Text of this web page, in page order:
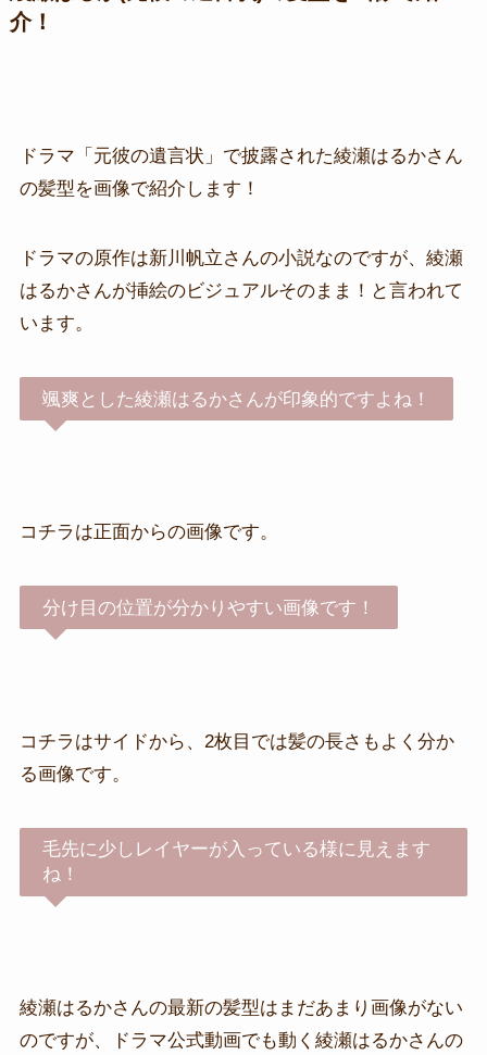
介！
ドラマ「元彼の遺言状」で披露された綾瀬はるかさん
の髪型を画像で紹介します！
ドラマの原作は新川帆立さんの小説なのですが、綾瀬
はるかさんが挿絵のビジュアルそのまま！と言われて
います。
颯爽とした綾瀬はるかさんが印象的ですよね！
コチラは正面からの画像です。
分け目の位置が分かりやすい画像です！
コチラはサイドから、2枚目では髪の長さもよく分か
る画像です。
毛先に少しレイヤーが入っている様に見えます
ね！
綾瀬はるかさんの最新の髪型はまだあまり画像がない
のですが、ドラマ公式動画でも動く綾瀬はるかさんの